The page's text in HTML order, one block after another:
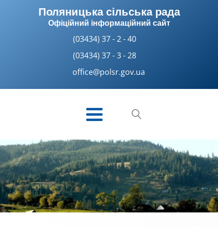
Поляницька сільська рада
Офіційний інформаційний сайт
(03434) 37 - 2 - 40
(03434) 37 - 3 - 28
office@polsr.gov.ua